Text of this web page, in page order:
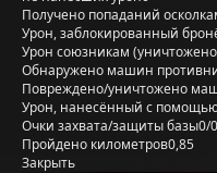
Получено попаданий
Урон, заблокированный
Урон союзникам
Обнаружено машин
Повреждено/уничтожено
Урон, нанесённый с помощью
Очки захвата/защиты базы0/0
Пройдено километров0,85
Закрыть